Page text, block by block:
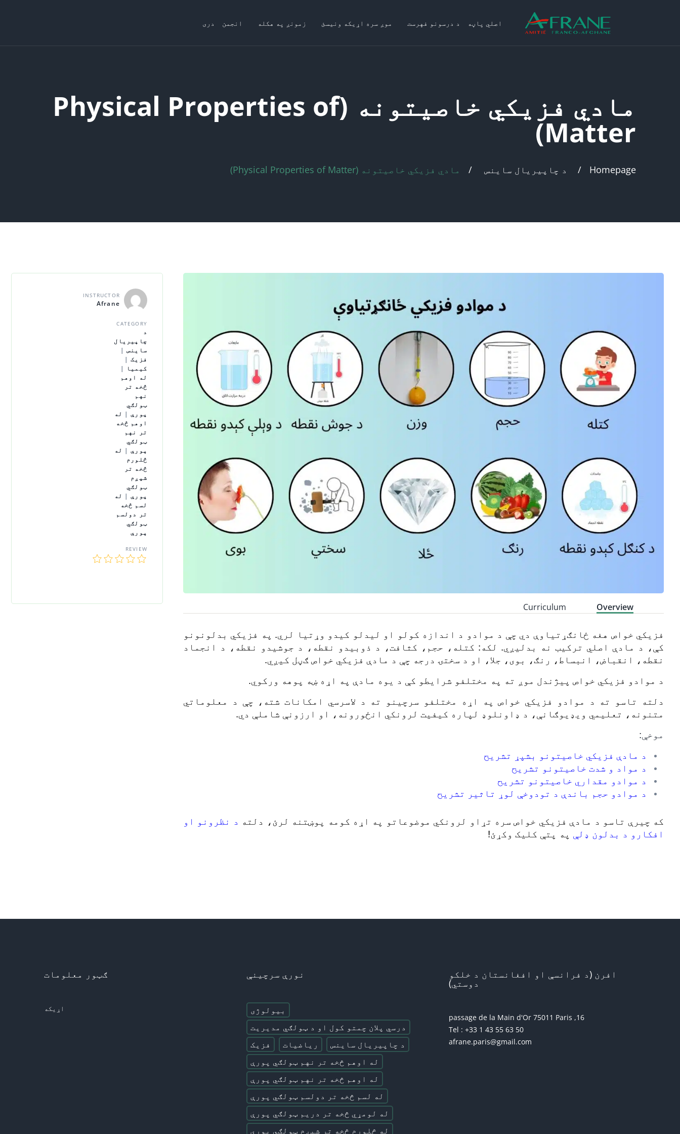
اصلي پاڼه د درسونو فهرست موږ سره اړیکه ونیسئ زمونږ په هکله انجمن دری
مادي فزیکي خاصیتونه (Physical Properties of
Matter)
Homepage د چاپیریال ساینس مادي فزیکي خاصیتونه (Physical Properties of Matter)
Overview
Curriculum
فزیکي خواص هغه ځانګړتیاوې دي چې د موادو د اندازه کولو او لیدلو کیدو وړتیا لري. په فزیکي بدلونونو
کې، د مادې اصلي ترکیب نه بدلیږي. لکه: کتله، حجم، کثافت، د ذوبیدو نقطه، د جوشیدو نقطه، د انجماد
نقطه، انقباض، انبساط، رنګ، بوی، جلا، او د سختۍ درجه چې د مادې فزیکي خواص ګڼل کیږي.
د موادو فزیکي خواص پیژندل موږ ته په مختلفو شرایطو کې د یوه مادې په اړه ښه پوهه ورکوي.
دلته تاسو ته د موادو فزیکي خواص په اړه مختلفو سرچینو ته د لاسرسي امکانات شته، چې د معلوماتي
متنونه، تعلیمي ویډیوګانې، د ډاونلوډ لپاره کیفیت لرونکي انځورونه، او ارزونې شاملې دي.
موخې:
د مادې فزیکي خاصیتونو بشپړ تشریح
د مواد و شدت خاصیتونو تشریح
د موادو مقداري خاصیتونو تشریح
د موادو حجم باندې د تودوخې لوړ تاثیر تشریح
که چیرې تاسو د مادې فزیکي خواص سره تړاو لرونکي موضوعاتو په اړه کومه پوښتنه لرئ، دلته د نظرونو او
افکارو د بدلون ډلې په پتې کلیک وکړئ!
INSTRUCTOR
Afrane
CATEGORY
د
چاپیریال
ساینس |
فزیک |
کیمیا
|
له اوهم
څخه تر
نهم
ټولګي
پورې | له
اوهم څخه
تر نهم
ټولګي
پورې | له
څلورم
څخه تر
شپږم
ټولګي
پورې | له
لسم څخه
تر دولسم
ټولګي
پورې
REVIEW
افرن (د فرانسې او افغانستان د خلکو
دوستي)
16, passage de la Main d'Or 75011 Paris
Tel : +33 1 43 55 63 50
afrane.paris@gmail.com
نورې سرچینې
بیولوژی
درسي پلان چمتو کول او د ټولګي مدیریت
د چاپیریال ساینس
ریاضیات
فزیک
له اوهم څخه تر نهم ټولګي پورې
له اوهم څخه تر نهم ټولګي پورې
له لسم څخه تر دولسم ټولګي پورې
له لومړي څخه تر دریم ټولګي پورې
له څلورم څخه تر شپږم ټولګي پورې
ګټور معلومات
اړیکه